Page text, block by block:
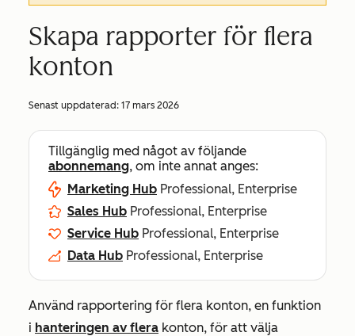
Skapa rapporter för flera
konton
Senast uppdaterad: 17 mars 2026
Tillgänglig med något av följande
abonnemang, om inte annat anges:
Marketing Hub Professional, Enterprise
Sales Hub Professional, Enterprise
Service Hub Professional, Enterprise
Data Hub Professional, Enterprise
Använd rapportering för flera konton, en funktion
i hanteringen av flera konton, för att välja